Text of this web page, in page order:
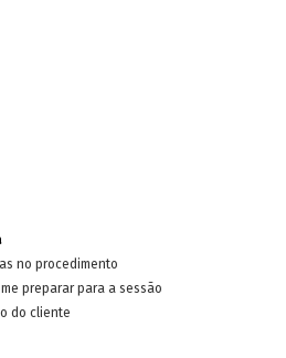
no procedimento
me preparar para a sessão
do cliente